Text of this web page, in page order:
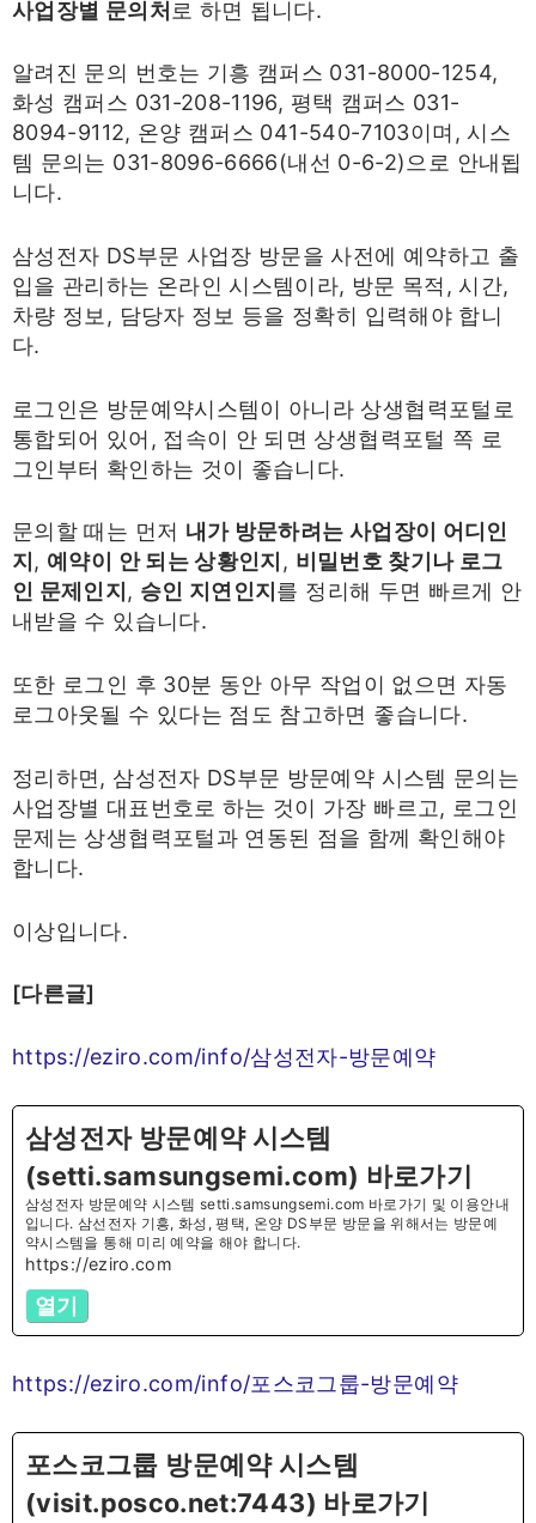
사업장별 문의처 로 하면 됩니다.
알려진 문의 번호는 기흥 캠퍼스 031-8000-1254,
화성 캠퍼스 031-208-1196, 평택 캠퍼스 031-
8094-9112, 온양 캠퍼스 041-540-7103이며, 시스
템 문의는 031-8096-6666(내선 0-6-2)으로 안내됩
니다.
삼성전자 DS부문 사업장 방문을 사전에 예약하고 출
입을 관리하는 온라인 시스템이라, 방문 목적, 시간,
차량 정보, 담당자 정보 등을 정확히 입력해야 합니
다.
로그인은 방문예약시스템이 아니라 상생협력포털로
통합되어 있어, 접속이 안 되면 상생협력포털 쪽 로
그인부터 확인하는 것이 좋습니다.
문의할 때는 먼저 내가 방문하려는 사업장이 어디인
지 , 예약이 안 되는 상황인지 , 비밀번호 찾기나 로그
인 문제인지 , 승인 지연인지 를 정리해 두면 빠르게 안
내받을 수 있습니다.
또한 로그인 후 30분 동안 아무 작업이 없으면 자동
로그아웃될 수 있다는 점도 참고하면 좋습니다.
정리하면, 삼성전자 DS부문 방문예약 시스템 문의는
사업장별 대표번호로 하는 것이 가장 빠르고, 로그인
문제는 상생협력포털과 연동된 점을 함께 확인해야
합니다.
이상입니다.
[다른글]
https://eziro.com/info/삼성전자-방문예약
삼성전자 방문예약 시스템
(setti.samsungsemi.com) 바로가기
삼성전자 방문예약 시스템 setti.samsungsemi.com 바로가기 및 이용안내
입니다. 삼선전자 기흥, 화성, 평택, 온양 DS부문 방문을 위해서는 방문예
약시스템을 통해 미리 예약을 해야 합니다.
https://eziro.com
열기
https://eziro.com/info/포스코그룹-방문예약
포스코그룹 방문예약 시스템
(visit.posco.net:7443) 바로가기